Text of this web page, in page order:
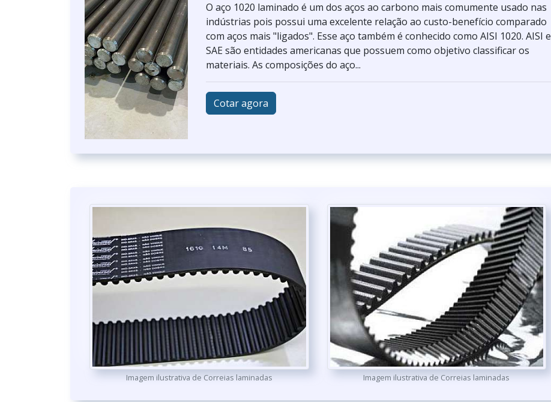
O aço 1020 laminado é um dos aços ao carbono mais comumente usado nas
indústrias pois possui uma excelente relação ao custo-benefício comparado
com aços mais "ligados". Esse aço também é conhecido como AISI 1020. AISI e
SAE são entidades americanas que possuem como objetivo classificar os
materiais. As composições do aço...
Cotar agora
Imagem ilustrativa de Correias laminadas Imagem ilustrativa de Correias laminadas